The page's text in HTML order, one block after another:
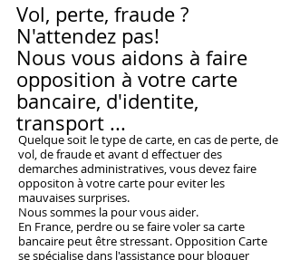
Vol, perte, fraude ?
N'attendez pas!
Nous vous aidons à faire
opposition à votre carte
bancaire, d'identite,
transport ...
Quelque soit le type de carte, en cas de perte, de
vol, de fraude et avant d effectuer des
demarches administratives, vous devez faire
oppositon àvotre carte pour eviter les
mauvaises surprises.
Nous sommes la pour vous aider.
En France, perdre ou se faire voler sa carte
bancaire peut être stressant. Opposition Carte
se spécialise dans l'assistance pour bloquer